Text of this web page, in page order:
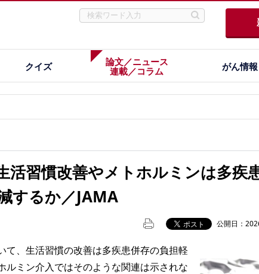
クイズ
論文／ニュース
連載／コラム
がん情報
活習慣改善やメトホルミンは多疾
するか／JAMA
公開日：
、生活習慣の改善は多疾患併存の負担軽
ルミン介入ではそのような関連は示されな